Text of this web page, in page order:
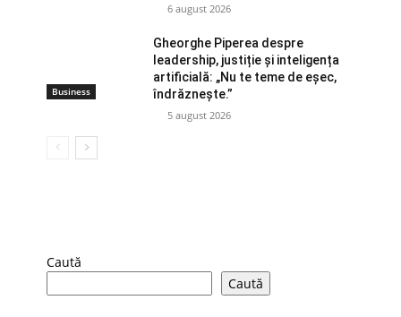
6 august 2026
Business
Gheorghe Piperea despre
leadership, justiție și inteligența
artificială: „Nu te teme de eșec,
îndrăznește.”
5 august 2026
Caută
Caută